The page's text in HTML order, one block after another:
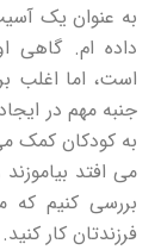
به عنوان یک
داده ام. گاهی
است، اما اغلب
جنبه مهم در
به کودکان کمک
می افتد
بررسی کنیم که
فرزندتان کار کنید.